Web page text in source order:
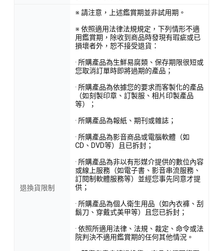
退換貨限制
※ 請注意，上述鑑賞期並非試用期。
※ 依照適用法律法規規定，下列情形不適
用鑑賞期，除收到商品時發現有瑕疵或已
損壞者外，恕不接受退貨：
· 所購產品為生鮮易腐類、保存期限很短或
您取消訂單時即將過期的產品；
· 所購產品為依據您的要求而客製化的產品
（如刻製印章、訂製服、相片印製產品
等）；
· 所購產品為報紙、期刊或雜誌；
· 所購產品為影音商品或電腦軟體（如
CD、DVD等）且已拆封；
· 所購產品為非以有形媒介提供的數位內容
或線上服務（如電子書、影音串流服務、
訂閱制軟體服務等）並經您事先同意才提
供；
· 所購產品為個人衛生用品（如內衣褲、刮
鬍刀、穿戴式美甲等）且您已拆封；
· 依照所適用法律、法規、裁定、命令或法
院判決不適用鑑賞期的任何其他情況。